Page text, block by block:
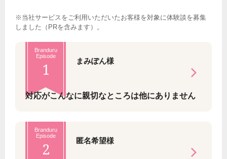
※当社サービスをご利用いただいたお客様を対象に体験談を募集
しました（PRを含みます）。
Branduru
Episode
1 まみぽん様
対応がこんなに親切なところは他にありません
Branduru
Episode
2 匿名希望様